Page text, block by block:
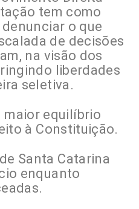
tem como
o que
de decisões
na visão dos
liberdades
seletiva.
maior equilíbrio
à Constituição.
Santa Catarina
enquanto